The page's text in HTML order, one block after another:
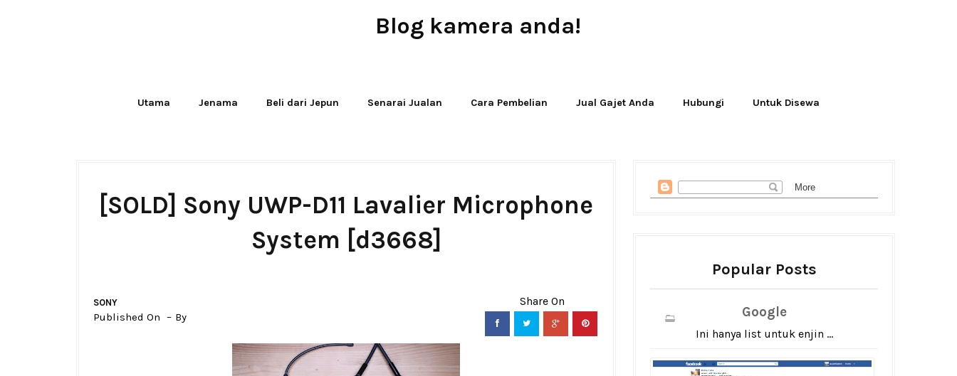
Blog kamera anda!
Utama Jenama Beli dari Jepun Senarai Jualan Cara Pembelian Jual Gajet Anda Hubungi Untuk Disewa
[SOLD] Sony UWP-D11 Lavalier Microphone
System [d3668]
SONY
Published On By
Popular Posts
Google
Ini hanya list untuk enjin ...